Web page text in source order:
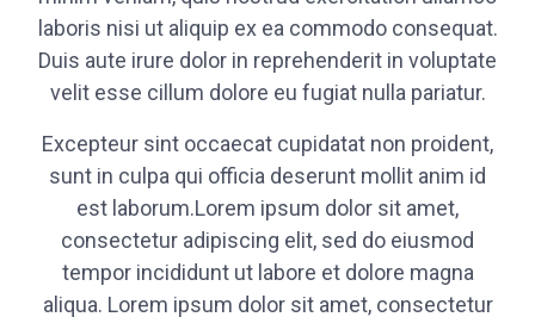
laboris nisi ut aliquip ex ea commodo consequat.
Duis aute irure dolor in reprehenderit in voluptate
velit esse cillum dolore eu fugiat nulla pariatur.
Excepteur sint occaecat cupidatat non proident,
sunt in culpa qui officia deserunt mollit anim id
est laborum.Lorem ipsum dolor sit amet,
consectetur adipiscing elit, sed do eiusmod
tempor incididunt ut labore et dolore magna
aliqua. Lorem ipsum dolor sit amet, consectetur